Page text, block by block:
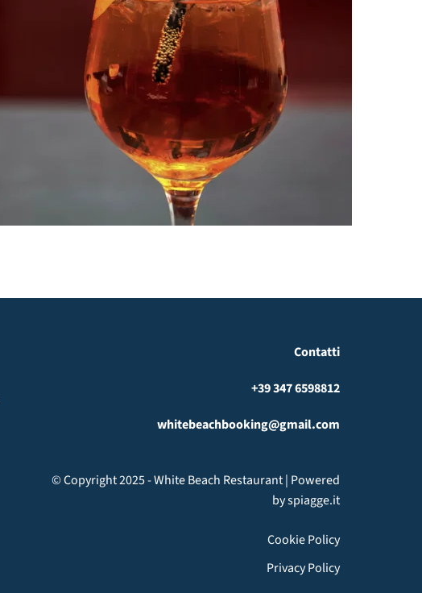
Contatti
+39 347 6598812
whitebeachbooking@gmail.com
© Copyright 2025 - White Beach Restaurant | Powered
byspiagge.it
Cookie Policy
Privacy Policy